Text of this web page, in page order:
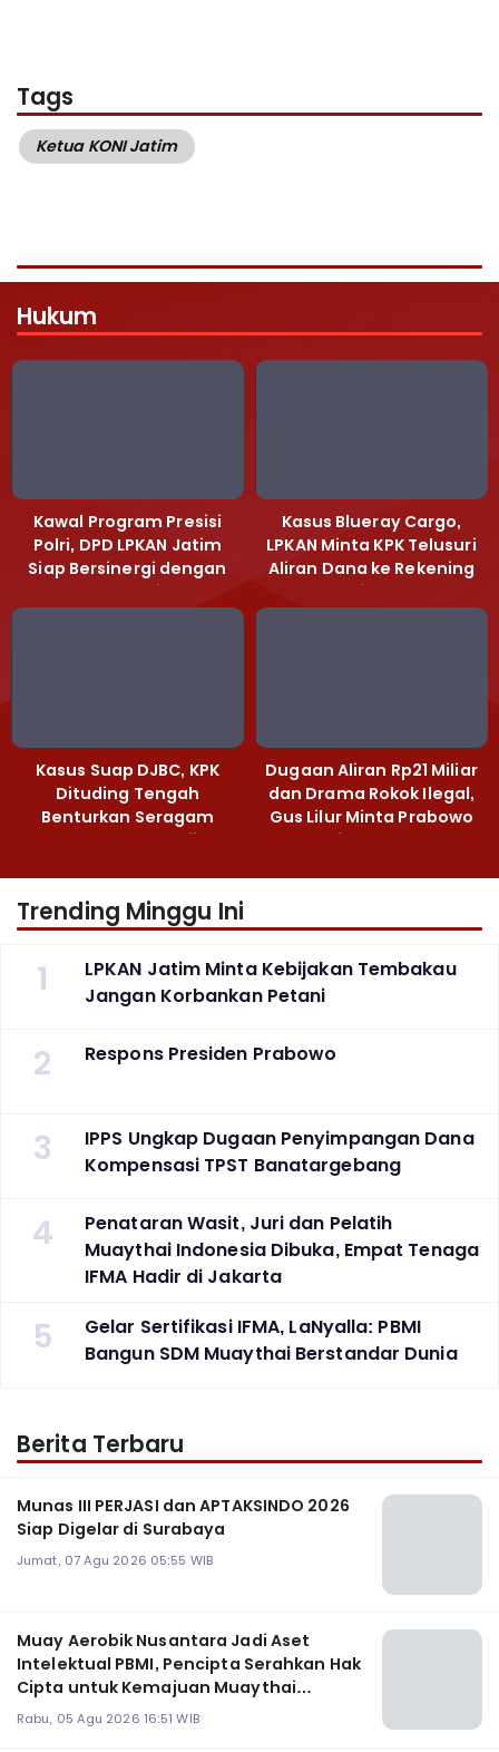
Tags
Ketua KONI Jatim
Hukum
Kawal Program Presisi
Polri, DPD LPKAN Jatim
Siap Bersinergi dengan
Polda Jatim
Kasus Blueray Cargo,
LPKAN Minta KPK Telusuri
Aliran Dana ke Rekening
Heri Black
Kasus Suap DJBC, KPK
Dituding Tengah
Benturkan Seragam
Cokelat dengan Hijau
Dugaan Aliran Rp21 Miliar
dan Drama Rokok Ilegal,
Gus Lilur Minta Prabowo
Bertindak Tegas
Trending Minggu Ini
1
LPKAN Jatim Minta Kebijakan Tembakau
Jangan Korbankan Petani
2 Respons Presiden Prabowo
3
IPPS Ungkap Dugaan Penyimpangan Dana
Kompensasi TPST Banatargebang
4
Penataran Wasit, Juri dan Pelatih
Muaythai Indonesia Dibuka, Empat Tenaga
IFMA Hadir di Jakarta
5
Gelar Sertifikasi IFMA, LaNyalla: PBMI
Bangun SDM Muaythai Berstandar Dunia
Berita Terbaru
Munas III PERJASI dan APTAKSINDO 2026
Siap Digelar di Surabaya
Jumat, 07 Agu 2026 05:55 WIB
Muay Aerobik Nusantara Jadi Aset
Intelektual PBMI, Pencipta Serahkan Hak
Cipta untuk Kemajuan Muaythai
Indonesia
Rabu, 05 Agu 2026 16:51 WIB